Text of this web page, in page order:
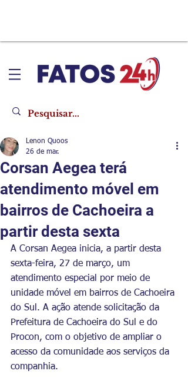
Corsan Aegea terá
atendimento móvel em
bairros de Cachoeira a
partir desta sexta
Lenon Quoos
26 de mar.
A Corsan Aegea inicia, a partir desta
sexta-feira, 27 de março, um
atendimento especial por meio de
unidade móvel em bairros de Cachoeira
do Sul. A ação atende solicitação da
Prefeitura de Cachoeira do Sul e do
Procon, com o objetivo de ampliar o
acesso da comunidade aos serviços da
companhia.